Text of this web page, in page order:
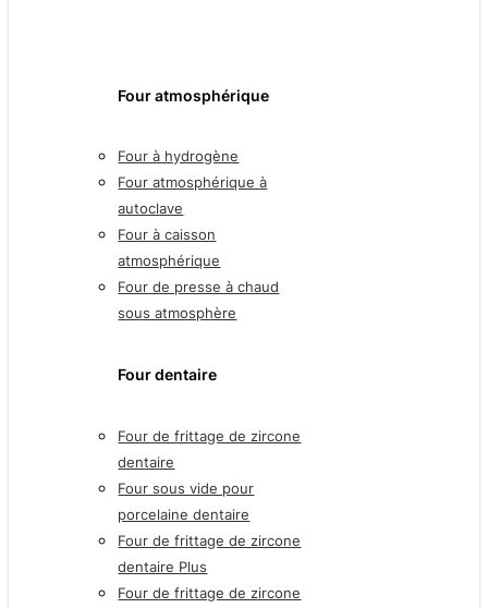
Four atmosphérique
Four à hydrogène
Four atmosphérique à
autoclave
Four à caisson
atmosphérique
Four de presse à chaud
sous atmosphère
Four dentaire
Four de frittage de zircone
dentaire
Four sous vide pour
porcelaine dentaire
Four de frittage de zircone
dentaire Plus
Four de frittage de zircone